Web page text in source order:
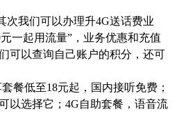
我们可以办理升4G送话费业
一起用流量”，业务优惠和充值
可以查询自己账户的积分，还可
餐低至18元起，国内接听免费；
以选择它；4G自助套餐，语音流